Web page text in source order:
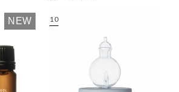
NEW